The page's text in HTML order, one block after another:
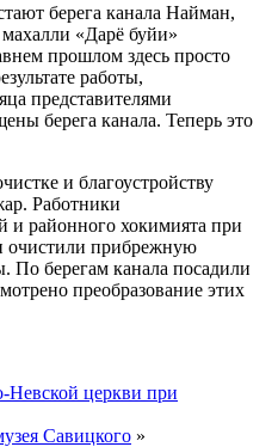
берега канала Найман,
«Дарё буйи»
прошлом здесь просто
работы,
представителями
берега канала. Теперь это
и благоустройству
Работники
и районного хокимията при
очистили прибрежную
По берегам канала посадили
преобразование этих
Невской церкви при
Савицкого »